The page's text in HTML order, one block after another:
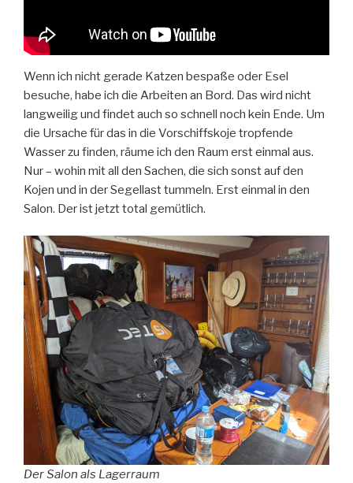
Wenn ich nicht gerade Katzen bespaße oder Esel
besuche, habe ich die Arbeiten an Bord. Das wird nicht
langweilig und findet auch so schnell noch kein Ende. Um
die Ursache für das in die Vorschiffskoje tropfende
Wasser zu finden, räume ich den Raum erst einmal aus.
Nur – wohin mit all den Sachen, die sich sonst auf den
Kojen und in der Segellast tummeln. Erst einmal in den
Salon. Der ist jetzt total gemütlich.
Der Salon als Lagerraum